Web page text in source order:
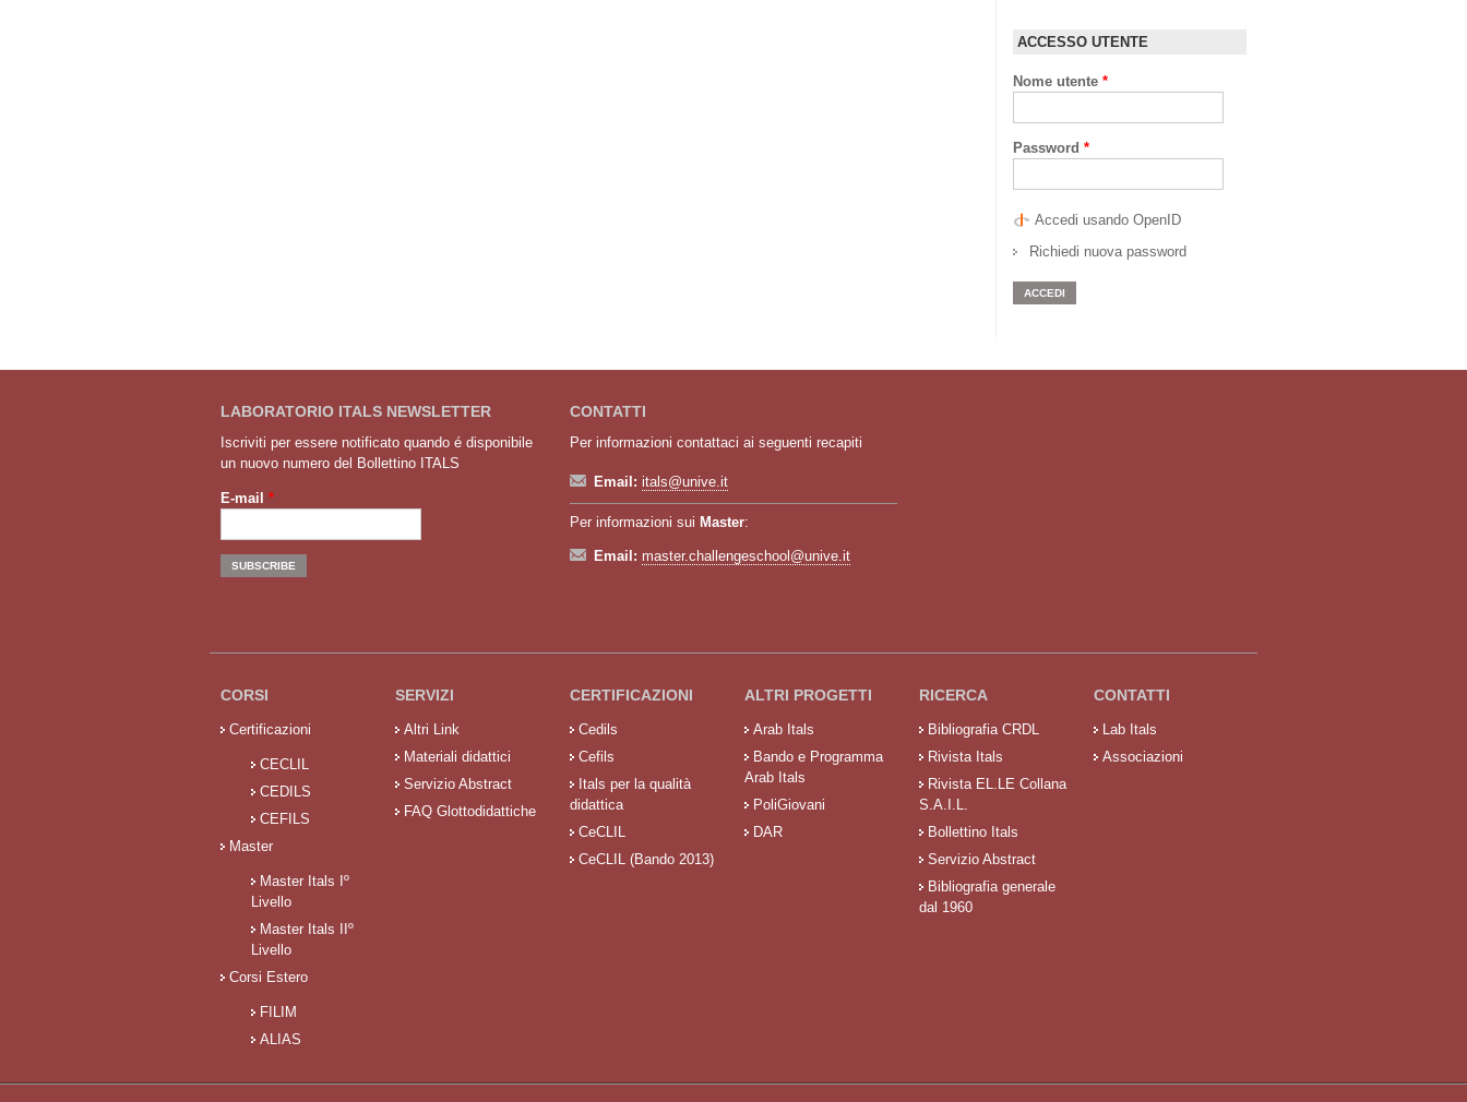
ACCESSO UTENTE
Nome utente *
Password *
Accedi usando OpenID
Richiedi nuova password
LABORATORIO ITALS NEWSLETTER
Iscriviti per essere notificato quando é disponibile
un nuovo numero del Bollettino ITALS
E-mail *
CONTATTI
Per informazioni contattaci ai seguenti recapiti
Email: itals@unive.it
Per informazioni sui Master:
Email: master.challengeschool@unive.it
CORSI
Certificazioni
CECLIL
CEDILS
CEFILS
Master
Master Itals Iº
Livello
Master Itals IIº
Livello
Corsi Estero
FILIM
ALIAS
SERVIZI
Altri Link
Materiali didattici
Servizio Abstract
FAQ Glottodidattiche
CERTIFICAZIONI
Cedils
Cefils
Itals per la qualità
didattica
CeCLIL
CeCLIL (Bando 2013)
ALTRI PROGETTI
Arab Itals
Bando e Programma
Arab Itals
PoliGiovani
DAR
RICERCA
Bibliografia CRDL
Rivista Itals
Rivista EL.LE Collana
S.A.I.L.
Bollettino Itals
Servizio Abstract
Bibliografia generale
dal 1960
CONTATTI
Lab Itals
Associazioni